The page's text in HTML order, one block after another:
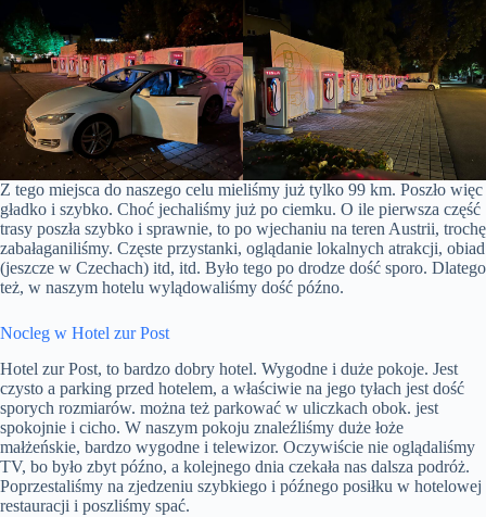
Z tego miejsca do naszego celu mieliśmy już tylko 99 km. Poszło więc
gładko i szybko. Choć jechaliśmy już po ciemku. O ile pierwsza część
trasy poszła szybko i sprawnie, to po wjechaniu na teren Austrii, trochę
zabałaganiliśmy. Częste przystanki, oglądanie lokalnych atrakcji, obiad
(jeszcze w Czechach) itd, itd. Było tego po drodze dość sporo. Dlatego
też, w naszym hotelu wylądowaliśmy dość późno.
Nocleg w Hotel zur Post
Hotel zur Post, to bardzo dobry hotel. Wygodne i duże pokoje. Jest
czysto a parking przed hotelem, a właściwie na jego tyłach jest dość
sporych rozmiarów. można też parkować w uliczkach obok. jest
spokojnie i cicho. W naszym pokoju znaleźliśmy duże łoże
małżeńskie, bardzo wygodne i telewizor. Oczywiście nie oglądaliśmy
TV, bo było zbyt późno, a kolejnego dnia czekała nas dalsza podróż.
Poprzestaliśmy na zjedzeniu szybkiego i późnego posiłku w hotelowej
restauracji i poszliśmy spać.